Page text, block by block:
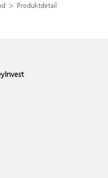
Produktdetail